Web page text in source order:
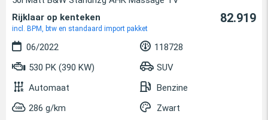
Rijklaar op kenteken
incl. BPM, btw en standaard import pakket
82.919
06/2022
118728
530 PK (390 KW)
SUV
Automaat
Benzine
286 g/km
Zwart